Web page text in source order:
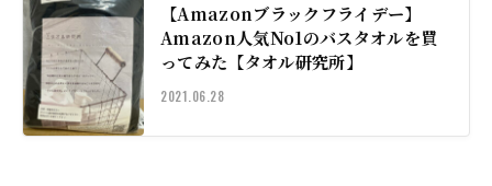
【Amazonブラックフライデー】
Amazon人気No1のバスタオルを買
ってみた【タオル研究所】
2021.06.28